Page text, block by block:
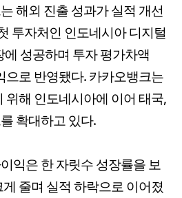
해외 진출 성과가 실적 개선
투자처인 인도네시아 디지털
성공하며 투자 평가차액
으로 반영됐다. 카카오뱅크는
위해 인도네시아에 이어 태국,
확대하고 있다.
익은 한 자릿수 성장률을 보
줄며 실적 하락으로 이어졌